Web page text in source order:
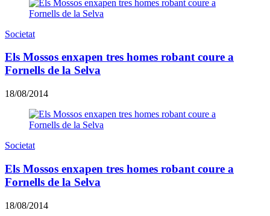
Societat
Els Mossos enxapen tres homes robant coure a
Fornells de la Selva
18/08/2014
Societat
Els Mossos enxapen tres homes robant coure a
Fornells de la Selva
18/08/2014